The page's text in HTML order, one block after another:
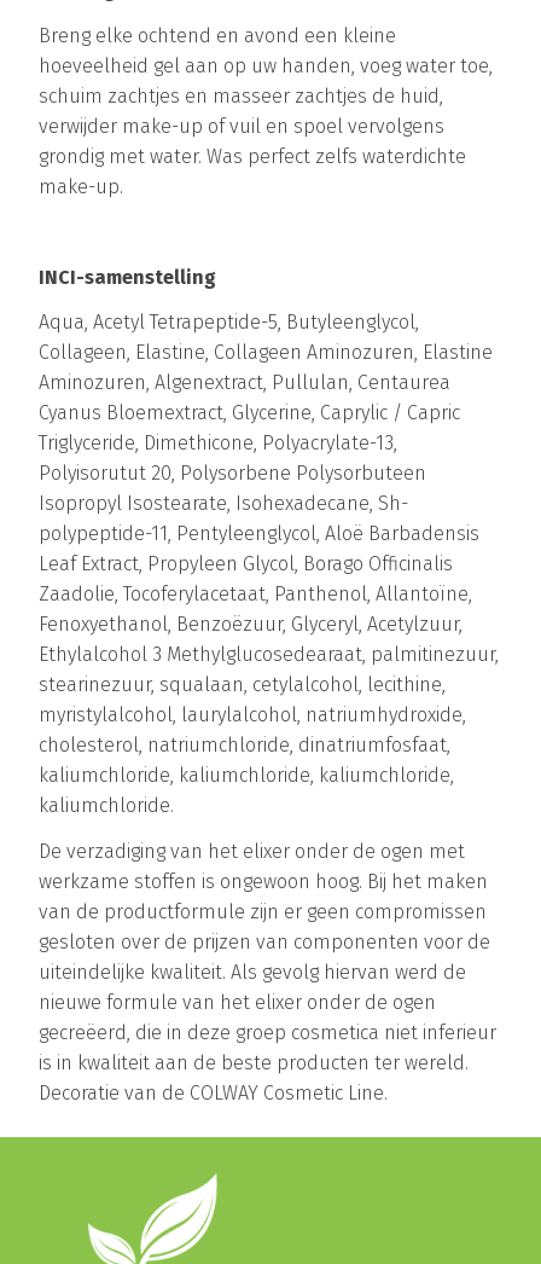
Breng elke ochtend en avond een kleine
hoeveelheid gel aan op uw handen, voeg water toe,
schuim zachtjes en masseer zachtjes de huid,
verwijder make-up of vuil en spoel vervolgens
grondig met water. Was perfect zelfs waterdichte
make-up.
INCI-samenstelling
Aqua, Acetyl Tetrapeptide-5, Butyleenglycol,
Collageen, Elastine, Collageen Aminozuren, Elastine
Aminozuren, Algenextract, Pullulan, Centaurea
Cyanus Bloemextract, Glycerine, Caprylic / Capric
Triglyceride, Dimethicone, Polyacrylate-13,
Polyisorutut 20, Polysorbene Polysorbuteen
Isopropyl Isostearate, Isohexadecane, Sh-
polypeptide-11, Pentyleenglycol, Aloë Barbadensis
Leaf Extract, Propyleen Glycol, Borago Officinalis
Zaadolie, Tocoferylacetaat, Panthenol, Allantoïne,
Fenoxyethanol, Benzoëzuur, Glyceryl, Acetylzuur,
Ethylalcohol 3 Methylglucosedearaat, palmitinezuur,
stearinezuur, squalaan, cetylalcohol, lecithine,
myristylalcohol, laurylalcohol, natriumhydroxide,
cholesterol, natriumchloride, dinatriumfosfaat,
kaliumchloride, kaliumchloride, kaliumchloride,
kaliumchloride.
De verzadiging van het elixer onder de ogen met
werkzame stoffen is ongewoon hoog. Bij het maken
van de productformule zijn er geen compromissen
gesloten over de prijzen van componenten voor de
uiteindelijke kwaliteit. Als gevolg hiervan werd de
nieuwe formule van het elixer onder de ogen
gecreëerd, die in deze groep cosmetica niet inferieur
is in kwaliteit aan de beste producten ter wereld.
Decoratie van de COLWAY Cosmetic Line.